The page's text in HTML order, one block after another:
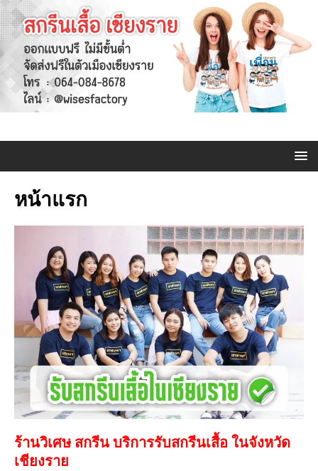
หน้าแรก
ร้านวิเศษ สกรีน บริการรับสกรีนเสื้อ ในจังหวัด
เชียงราย